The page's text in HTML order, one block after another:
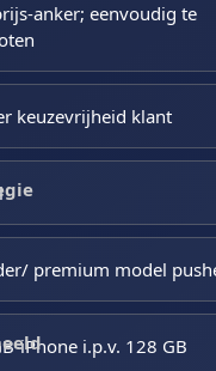
anker; eenvoudig te
keuzevrijheid klant
premium model
iPhone i.p.v. 128 GB